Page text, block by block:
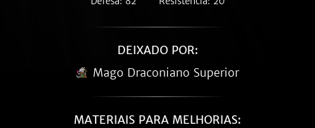
DEIXADO POR:
Mago Draconiano Superior
MATERIAIS PARA MELHORIAS: